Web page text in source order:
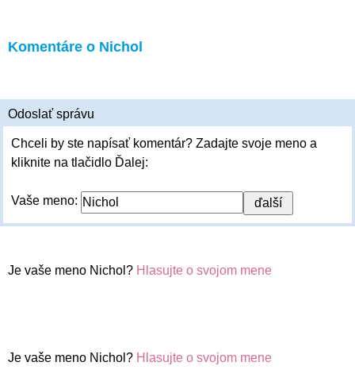
Komentáre o Nichol
Odoslať správu
Chceli by ste napísať komentár? Zadajte svoje meno a
kliknite na tlačidlo Ďalej:
Vaše meno:
Je vaše meno Nichol? Hlasujte o svojom mene
Je vaše meno Nichol? Hlasujte o svojom mene